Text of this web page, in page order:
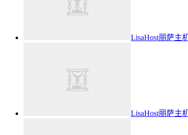
LisaHost丽萨主
LisaHost丽萨主